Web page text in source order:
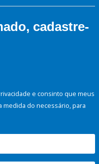
cadastre-
e consinto que meus
do necessário, para